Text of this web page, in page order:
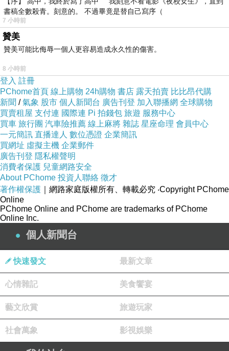
去潛水一樣的道理，他們在啟動的過程，走出去就先被潑
冷水，被負面消極的客戶給淹沒了。
如果這時候我們教很多的理論與實務技巧，相信一定能
解決一些人的問題，並且免除他們在市場上因不了解而被
淹沒的遺憾，但我也相信絕大多數的人會因此開始對直銷
有所了解，然而了解與實際操作又有很大的差距，我常聽
很多的夥伴說：『沒錯上線教的課程，的確能感染我們、
激發我們的行動力，甚至我們還可以藉由課程快速的了解
傳銷，但是至於下一步我該做什麼，或是如何啟動我們的
事業，還是一籌莫展。』其實這句話正是每個直銷商心中
最大的疑問。
依照流程訂製工具與話術
流程如下所示
挖深動機>熟悉黃金三角>列名單>分析名單>開發名單>進
行邀約>推薦話術>產品話術>制度剖析>異議處理>成交秘
訣>行動計劃>服務跟進>客戶管理>經營HP>培育獨立小組
挖深動機－
很多人終其一生不知道自己要的是什麼，也許我們知道要
改善生活品質、要給家人更好的物質享受、希望能有更多
的資源來幫助貧苦的百姓、希望自己能有一些值得一提的
書稿全數殺青。刻意的。 不過畢竟是替自己寫序（
7 小時前
贊美
贊美可能比侮辱一個人更容易造成永久性的傷害。
8 小時前
登入 註冊
PChome首頁 線上購物 24h購物 書店 露天拍賣 比比昂代購
新聞 /氣象 股市 個人新聞台 廣告刊登 加入聯播網 全球購物
買賣租屋 支付連 國際連 Pi 拍錢包 旅遊 服務中心
買車 旅行團 汽車險推薦 線上麻將 雜誌 星座命理 會員中心
一元簡訊 直播達人 數位憑證 企業簡訊
買網址 虛擬主機 企業郵件
廣告刊登 隱私權聲明
消費者保護 兒童網路安全
About PChome 投資人聯絡 徵才
著作權保護 ｜網路家庭版權所有、轉載必究 ‧Copyright PChome
Online
PChome Online and PChome are trademarks of PChome
Online Inc.
個人新聞台
快速發文 最新文章
心情雜記 美食饗宴
藝文欣賞 旅遊玩家
社會萬象 影視娛樂